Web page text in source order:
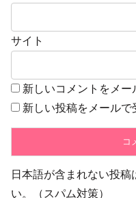
サイト
新しいコメントをメー
新しい投稿をメールで
日本語が含まれない投
い。（スパム対策）